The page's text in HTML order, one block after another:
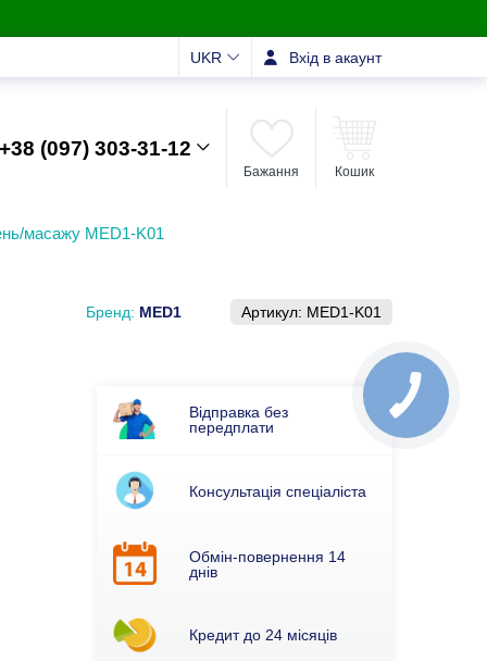
UKR Вхід в акаунт
+38 (097) 303-31-12
Бажання Кошик
масажу MED1-K01
Бренд: MED1 Артикул: MED1-K01
Відправка без
передплати
Консультація спеціаліста
Обмін-повернення 14
днів
Кредит до 24 місяців